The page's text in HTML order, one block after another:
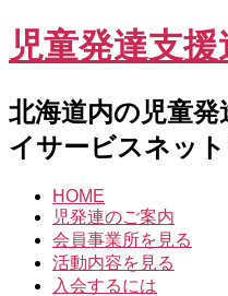
児童発達支
北海道内の児童
イサービスネッ
HOME
児発連のご案内
会員事業所を見る
活動内容を見る
入会するには